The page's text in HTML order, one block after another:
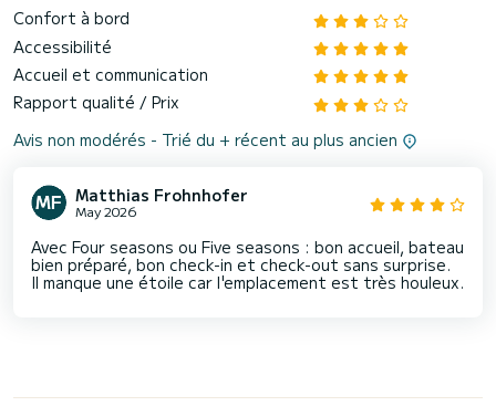
Confort à bord
Accessibilité
Accueil et communication
Rapport qualité / Prix
Avis non modérés - Trié du + récent au plus ancien
Matthias Frohnhofer
May 2026
Avec Four seasons ou Five seasons : bon accueil, bateau
bien préparé, bon check-in et check-out sans surprise.
Il manque une étoile car l'emplacement est très houleux.